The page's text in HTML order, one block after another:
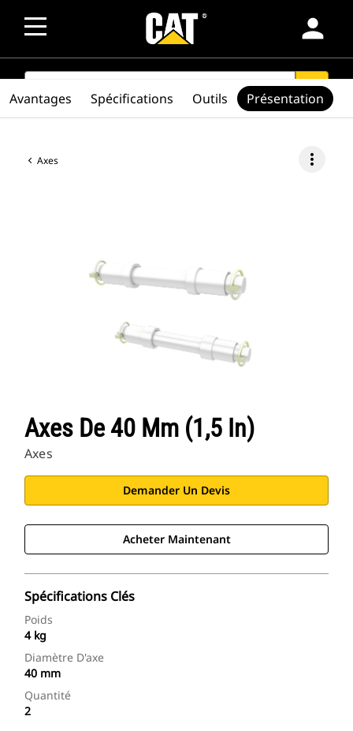
person
SEARCH search
Axes more_vert
Axes De 40 Mm (1,5 In)
Axes
Demander Un Devis
Acheter Maintenant
Spécifications Clés
Poids
4 kg
Diamètre D'axe
40 mm
Quantité
2
Avantages Spécifications Outils Présentation